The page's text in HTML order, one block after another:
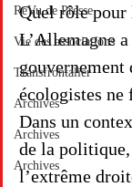
ReVu de Presse
Vie des associations
Transfrontalier
Archives
Archives
Archives
Quel rôle pour
L’Allemagne
gouvernement
écologistes ne
Dans un
de la
l’extrême